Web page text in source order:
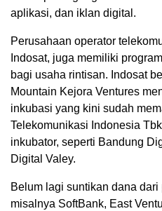
aplikasi, dan iklan digital.
Perusahaan operator
Indosat, juga memiliki
bagi usaha rintisan. Indosat
Mountain Kejora Ventures
inkubasi yang kini sudah
Telekomunikasi Indonesia
inkubator, seperti Bandung
Digital Valey.
Belum lagi suntikan dana
misalnya SoftBank, East